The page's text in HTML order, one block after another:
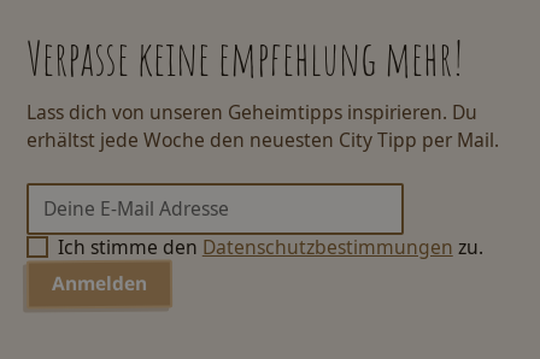
Verpasse keine empfehlung mehr!
Lass dich von unseren Geheimtipps inspirieren. Du
erhältst jede Woche den neuesten City Tipp per Mail.
Ich stimme den Datenschutzbestimmungen zu.